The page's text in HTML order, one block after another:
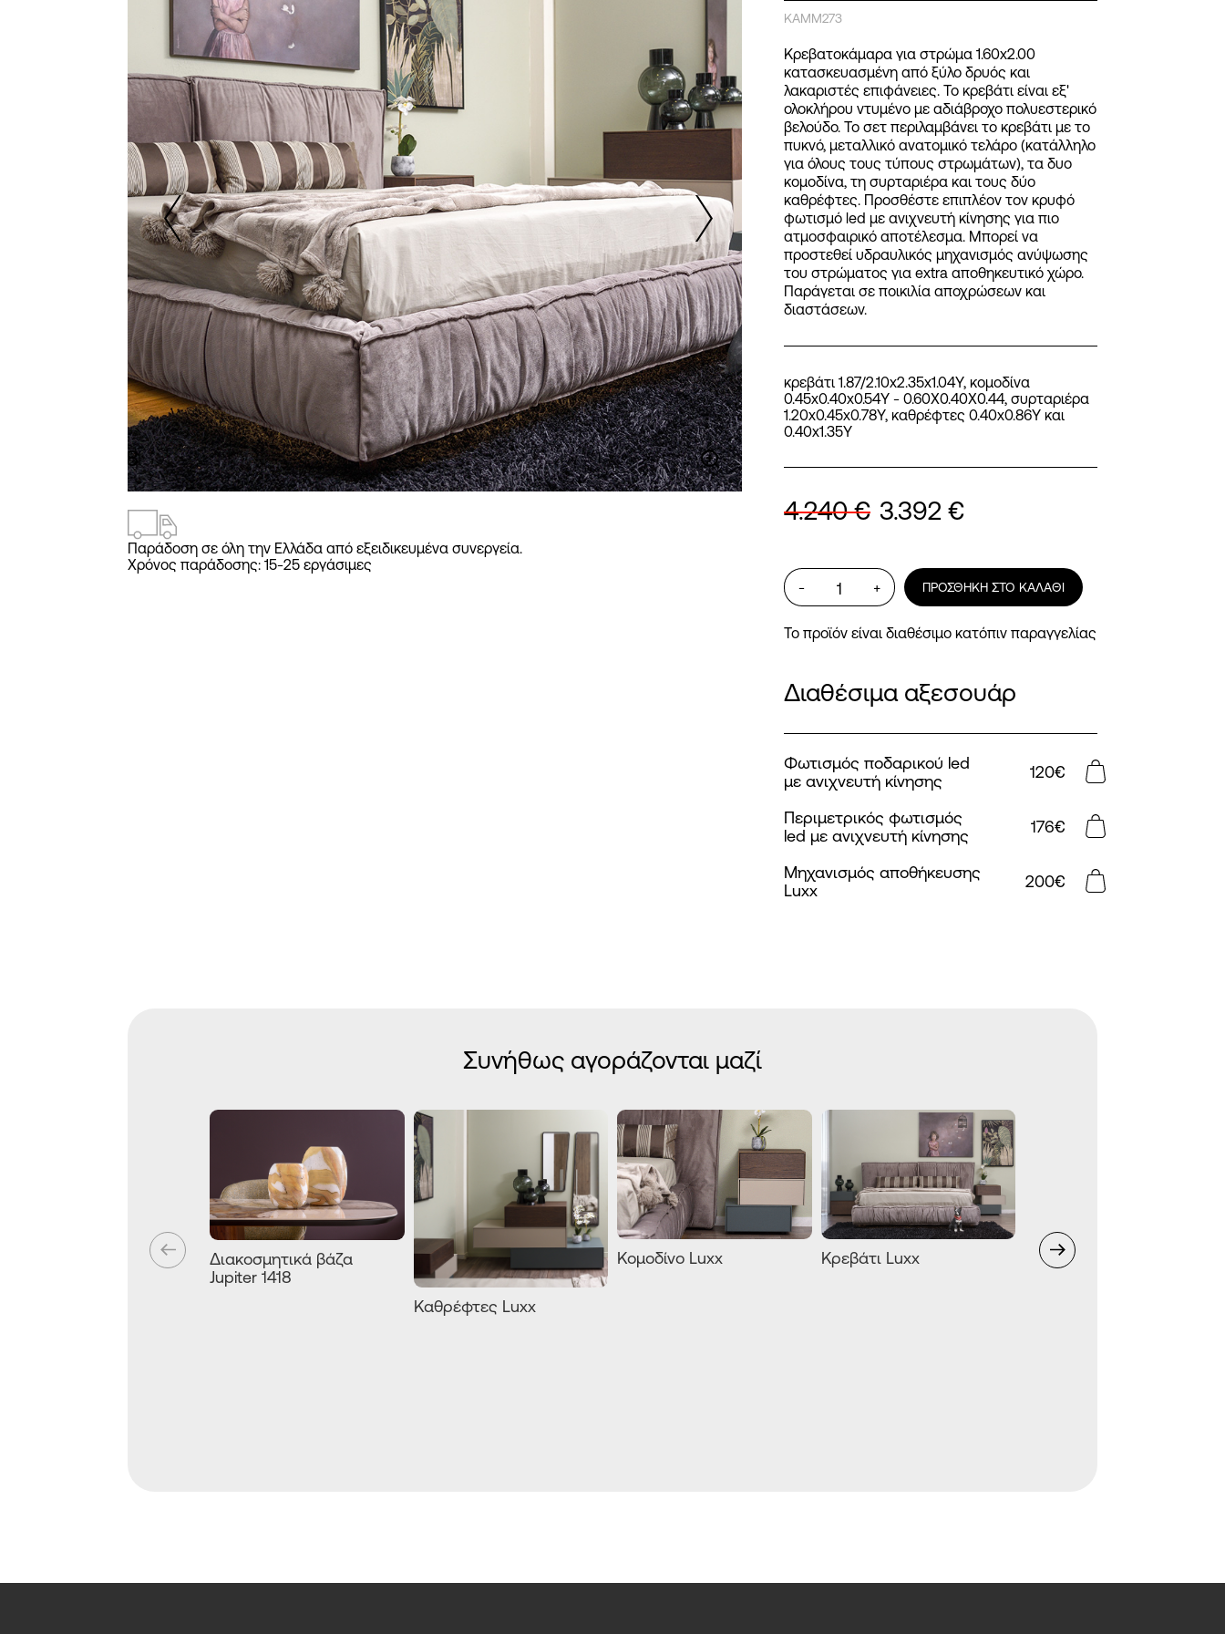
18
Παράδοση σε όλη την Ελλάδα από εξειδικευμένα συνεργεία.
Χρόνος παράδοσης: 15-25 εργάσιμες
ΚΑΜΜ273
Κρεβατοκάμαρα για στρώμα 1.60x2.00
κατασκευασμένη από ξύλο δρυός και
λακαριστές επιφάνειες. Το κρεβάτι είναι εξ'
ολοκλήρου ντυμένο με αδιάβροχο πολυεστερικό
βελούδο. Το σετ περιλαμβάνει το κρεβάτι με το
πυκνό, μεταλλικό ανατομικό τελάρο (κατάλληλο
για όλους τους τύπους στρωμάτων), τα δυο
κομοδίνα, τη συρταριέρα και τους δύο
καθρέφτες. Προσθέστε επιπλέον τον κρυφό
φωτισμό led με ανιχνευτή κίνησης για πιο
ατμοσφαιρικό αποτέλεσμα. Μπορεί να
προστεθεί υδραυλικός μηχανισμός ανύψωσης
του στρώματος για extra αποθηκευτικό χώρο.
Παράγεται σε ποικιλία αποχρώσεων και
διαστάσεων.
κρεβάτι 1.87/2.10x2.35x1.04Y, κομοδίνα
0.45x0.40x0.54Y - 0.60Χ0.40Χ0.44, συρταριέρα
1.20x0.45x0.78Y, καθρέφτες 0.40x0.86Y και
0.40x1.35Y
4.240€ 3.392 €
-
Κρεβατοκάμαρα
Luxx
ποσότητα
+ ΠΡΟΣΘΉΚΗ ΣΤΟ ΚΑΛΆΘΙ
Το προϊόν είναι διαθέσιμο κατόπιν παραγγελίας
Διαθέσιμα αξεσουάρ
Φωτισμός ποδαρικού led
με ανιχνευτή κίνησης
120€
Περιμετρικός φωτισμός
led με ανιχνευτή κίνησης
176€
Μηχανισμός αποθήκευσης
Luxx
200€
Συνήθως αγοράζονται μαζί
Διακοσμητικά βάζα
Jupiter 1418
Καθρέφτες Luxx
Κομοδίνο Luxx Κρεβάτι Luxx Συρταριέρα Luxx